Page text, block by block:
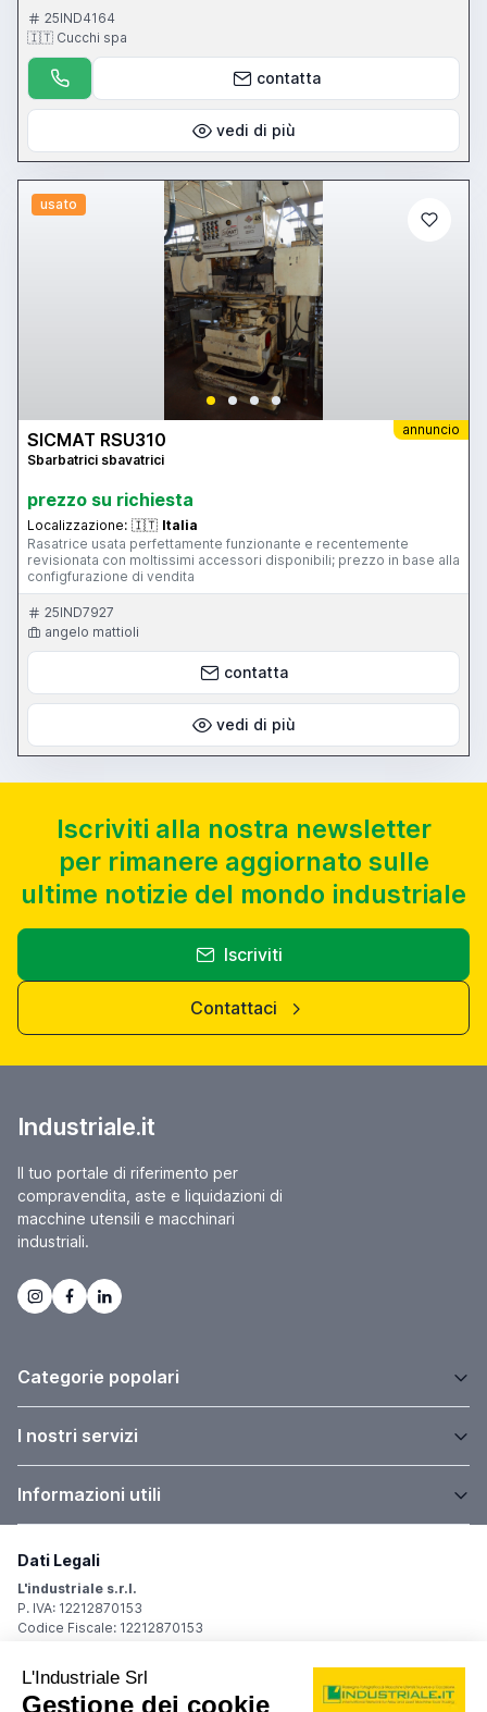
25IND4164
🇮🇹 Cucchi spa
contatta
vedi di più
usato
annuncio
SICMAT RSU310
Sbarbatrici sbavatrici
prezzo su richiesta
Localizzazione: 🇮🇹 Italia
Rasatrice usata perfettamente funzionante e recentemente
revisionata con moltissimi accessori disponibili; prezzo in base alla
configfurazione di vendita
25IND7927
angelo mattioli
contatta
vedi di più
Iscriviti alla nostra newsletter
per rimanere aggiornato sulle
ultime notizie del mondo industriale
Iscriviti
Contattaci
Industriale.it
Il tuo portale di riferimento per
compravendita, aste e liquidazioni di
macchine utensili e macchinari
industriali.
Categorie popolari
I nostri servizi
Informazioni utili
Dati Legali
L'industriale s.r.l.
P. IVA: 12212870153
Codice Fiscale: 12212870153
Sede Legale
Via Carlo Dolci, 32